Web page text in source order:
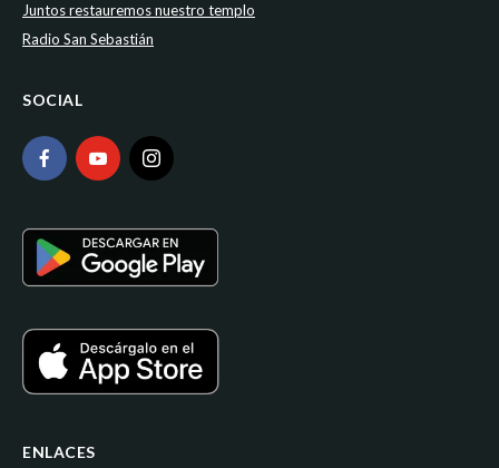
Juntos restauremos nuestro templo
Radio San Sebastián
SOCIAL
ENLACES